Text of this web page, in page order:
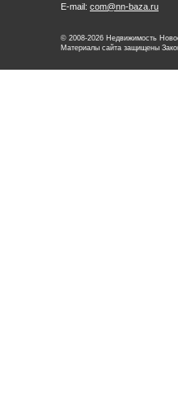
E-mail: com@nn-baza.ru
© 2008-2026 Недвижимость
Материалы сайта защищены